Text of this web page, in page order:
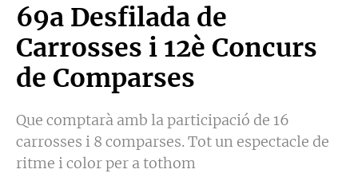
69a Desfilada de
Carrosses i 12è Concurs
de Comparses
Que comptarà amb la participació de 16
carrosses i 8 comparses. Tot un espectacle de
ritme i color per a tothom